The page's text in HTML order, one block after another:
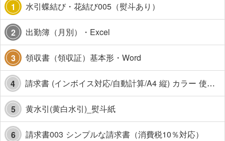
1 水引蝶結び・花結び005（熨斗あり）
2 出勤簿（月別）・Excel
3 領収書（領収証）基本形・Word
4 請求書 (インボイス対応/自動計算/A4 縦) カラー 使い方解説あり
5 黄水引(黄白水引)_熨斗紙
6 請求書003 シンプルな請求書（消費税10％対応）